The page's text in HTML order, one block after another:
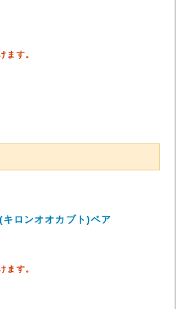
ます。
キロンオオカブト)ペア
ます。